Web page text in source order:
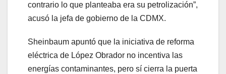
contrario lo que planteaba era su petrolización”,
acusó la jefa de gobierno de la CDMX.
Sheinbaum apuntó que la iniciativa de reforma
eléctrica de López Obrador no incentiva las
energías contaminantes, pero sí cierra la puerta